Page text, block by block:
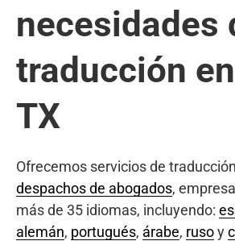
necesidades
traducción
TX
Ofrecemos servicios de
despachos de abogados,
más de 35 idiomas, incluyendo:
alemán, portugués, árabe, rusoy